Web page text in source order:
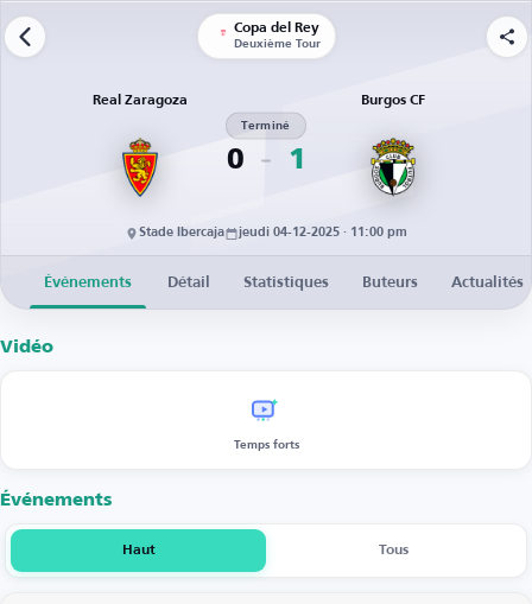
Copa del Rey
Deuxième Tour
Real Zaragoza
0
Terminé
1
Burgos CF
Stade Ibercaja jeudi 04-12-2025 · 11:00 pm
Événements Détail Statistiques Buteurs Actualités
Vidéo
Temps forts
Événements
Haut Tous